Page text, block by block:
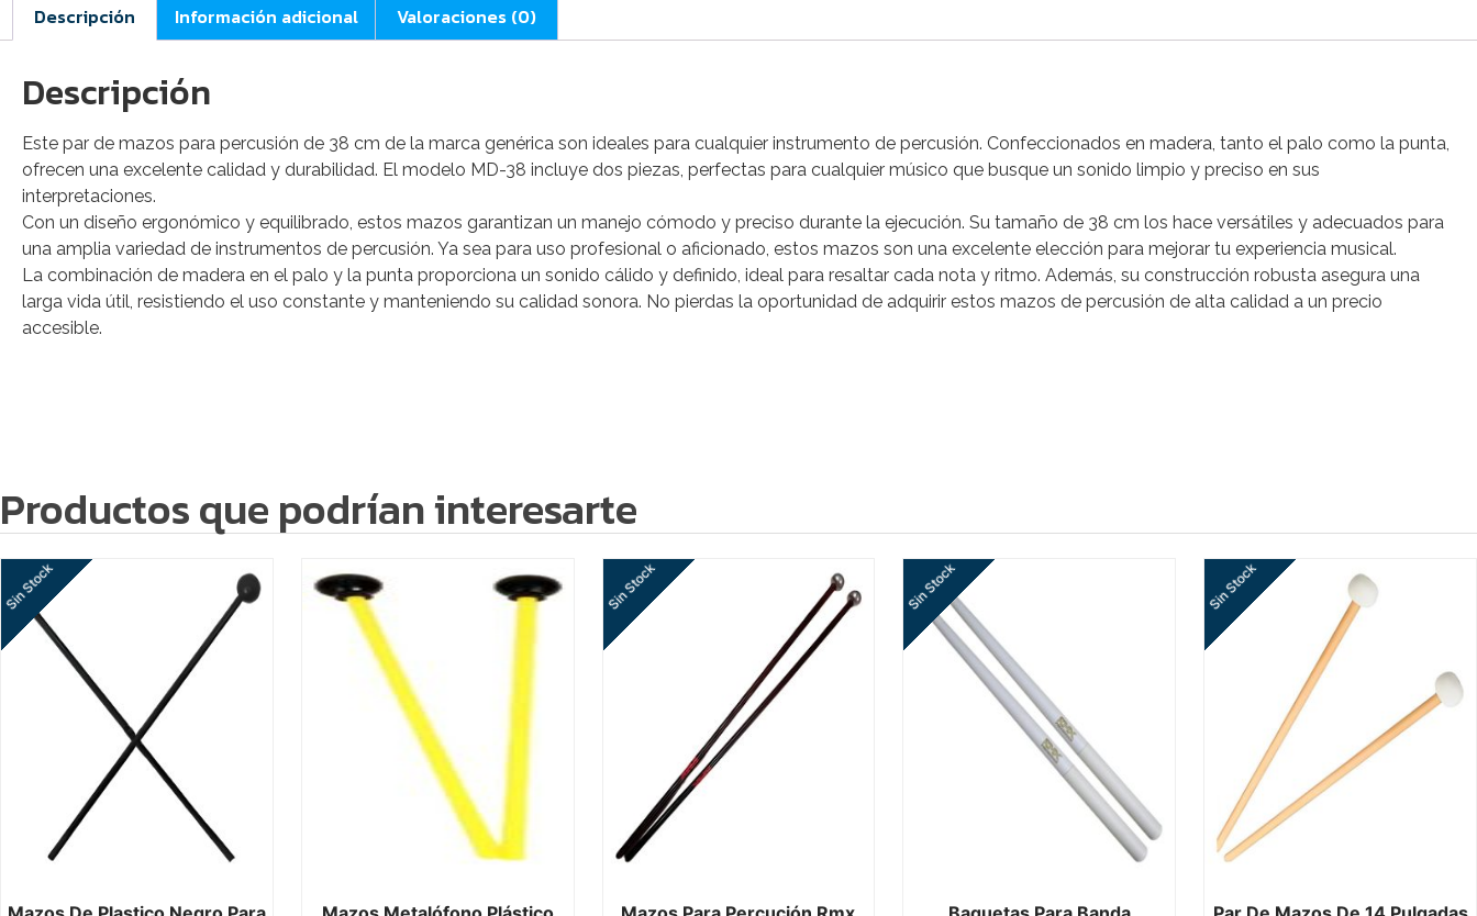
Descripción Información adicional Valoraciones (0)
Descripción
Este par de mazos para percusión de 38 cm de la marca genérica son ideales para cualquier instrumento de percusión. Confeccionados en madera, tanto el palo como la punta,
ofrecen una excelente calidad y durabilidad. El modelo MD-38 incluye dos piezas, perfectas para cualquier músico que busque un sonido limpio y preciso en sus
interpretaciones.
Con un diseño ergonómico y equilibrado, estos mazos garantizan un manejo cómodo y preciso durante la ejecución. Su tamaño de 38 cm los hace versátiles y adecuados para
una amplia variedad de instrumentos de percusión. Ya sea para uso profesional o aficionado, estos mazos son una excelente elección para mejorar tu experiencia musical.
La combinación de madera en el palo y la punta proporciona un sonido cálido y definido, ideal para resaltar cada nota y ritmo. Además, su construcción robusta asegura una
larga vida útil, resistiendo el uso constante y manteniendo su calidad sonora. No pierdas la oportunidad de adquirir estos mazos de percusión de alta calidad a un precio
accesible.
Productos que podrían interesarte
Sin Stock Sin Stock Sin Stock Sin Stock